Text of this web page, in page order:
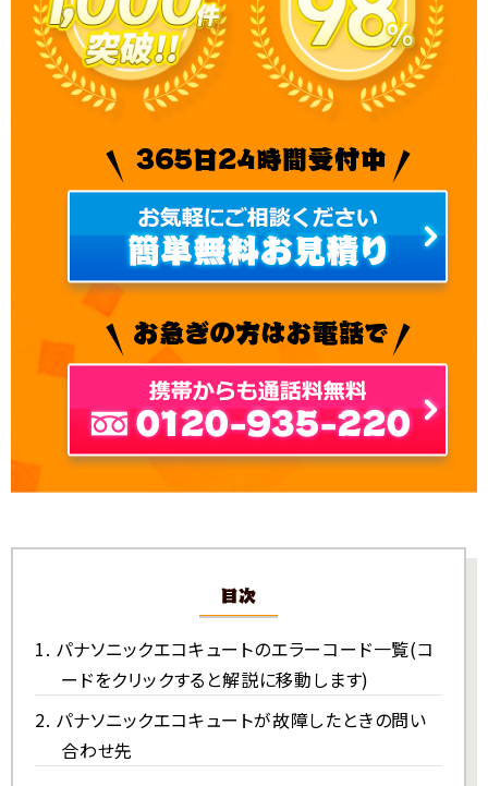
パナソニックエコキュートのエラーコード一覧(コ
ードをクリックすると解説に移動します)
パナソニックエコキュートが故障したときの問い
合わせ先